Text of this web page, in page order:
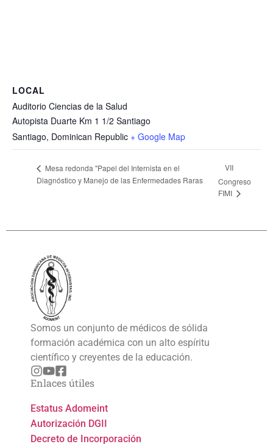
LOCAL
Auditorio Ciencias de la Salud
Autopista Duarte Km 1 1/2 Santiago
Santiago, Dominican Republic + Google Map
Mesa redonda "Papel del Internista en el
Diagnóstico y Manejo de las Enfermedades Raras
VII
Congreso
FIMI
Somos un conjunto de médicos de sólida
formación académica con un alto espíritu
científico y creyentes de la educación.
Enlaces útiles
Estatus Adomeint
Autorización DGII
Decreto de Incorporación